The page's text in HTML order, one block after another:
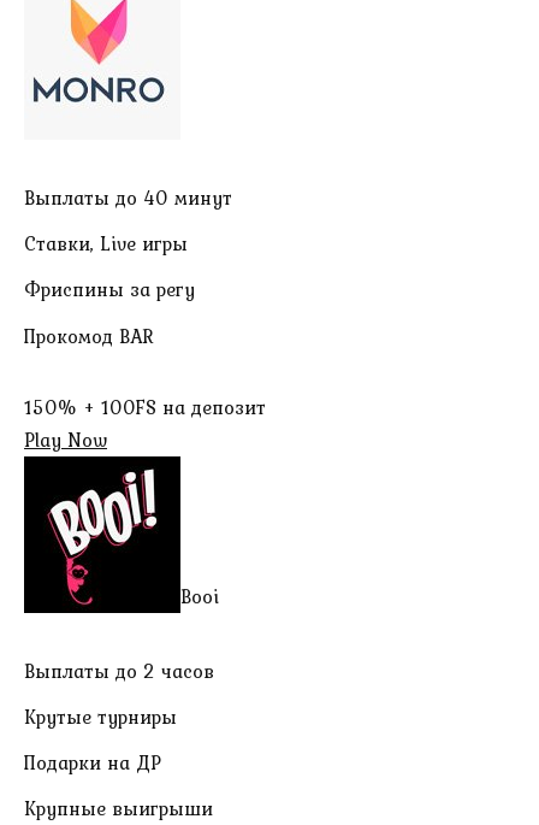
Выплаты до 40 минут
Ставки, Live игры
Фриспины за регу
Прокомод BAR
150% + 100FS на депозит
Play Now
Booi
Выплаты до 2 часов
Крутые турниры
Подарки на ДР
Крупные выигрыши